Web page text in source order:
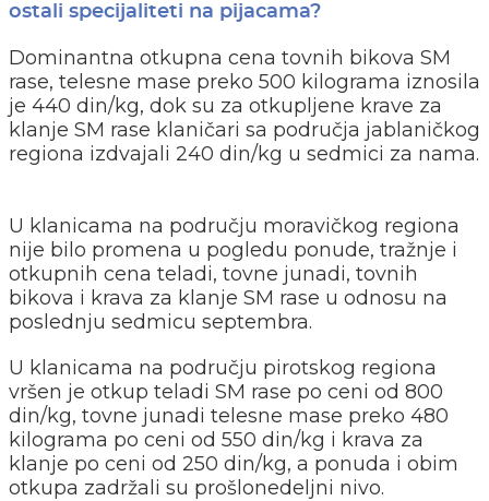
ostali specijaliteti na pijacama?
Dominantna otkupna cena tovnih bikova SM
rase, telesne mase preko 500 kilograma iznosila
je 440 din/kg, dok su za otkupljene krave za
klanje SM rase klaničari sa područja jablaničkog
regiona izdvajali 240 din/kg u sedmici za nama.
U klanicama na području moravičkog regiona
nije bilo promena u pogledu ponude, tražnje i
otkupnih cena teladi, tovne junadi, tovnih
bikova i krava za klanje SM rase u odnosu na
poslednju sedmicu septembra.
U klanicama na području pirotskog regiona
vršen je otkup teladi SM rase po ceni od 800
din/kg, tovne junadi telesne mase preko 480
kilograma po ceni od 550 din/kg i krava za
klanje po ceni od 250 din/kg, a ponuda i obim
otkupa zadržali su prošlonedeljni nivo.